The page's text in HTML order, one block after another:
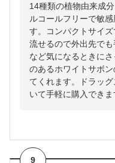
14種類の植物由来成
ルコールフリーで敏
す。コンパクトサイ
流せるので外出先で
など気になるときに
のあるホワイトサボ
てくれます。ドラッ
いて手軽に購入できま
9